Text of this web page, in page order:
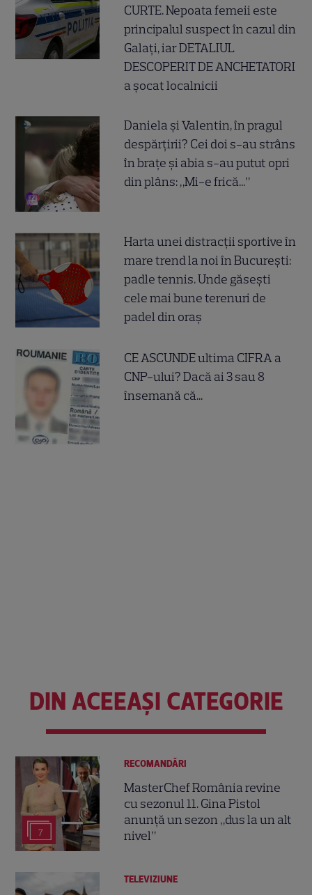
CURTE. Nepoata femeii este
principalul suspect în cazul din
Galați, iar DETALIUL
DESCOPERIT DE ANCHETATORI
a șocat localnicii
Daniela și Valentin, în pragul
despărțirii? Cei doi s-au strâns
în brațe și abia s-au putut opri
din plâns: „Mi-e frică...”
Harta unei distracții sportive în
mare trend la noi în București:
padle tennis. Unde găsești
cele mai bune terenuri de
padel din oraș
CE ASCUNDE ultima CIFRA a
CNP-ului? Dacă ai 3 sau 8
însemană că...
DIN ACEEAȘI CATEGORIE
7
RECOMANDĂRI
MasterChef România revine
cu sezonul 11. Gina Pistol
anunță un sezon „dus la un alt
nivel”
TELEVIZIUNE